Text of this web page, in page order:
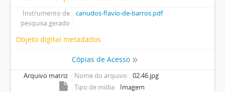
Instrumento de
pesquisa gerado
canudos-flavio-de-barros.pdf
Objeto digital metadados
Cópias de Acesso
Arquivo matriz Nome do arquivo
02.46.jpg
Tipo de mídia
Imagem